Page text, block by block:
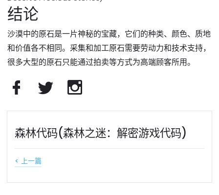
结论
沙漠中的原石是一片神秘的宝藏，它们的种类、颜色、质地
和价值各不相同。采集和加工原石需要劳动力和技术支持，
很多大型的原石只能通过拍卖等方式为高端顾客所用。
森林代码(森林之迷：解密游戏代码)
< 上一篇